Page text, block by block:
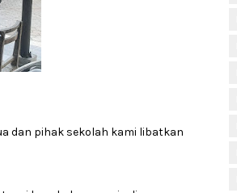
dan pihak sekolah kami libatkan